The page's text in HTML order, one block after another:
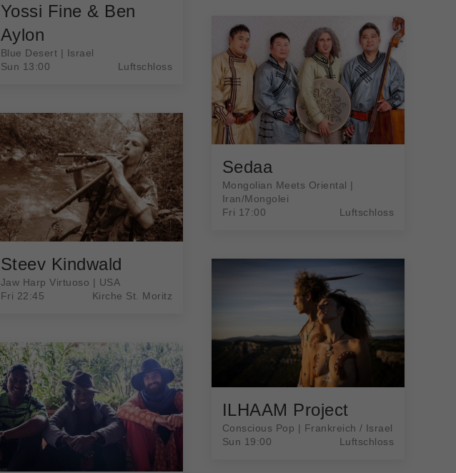
Yossi Fine & Ben
Aylon
Blue Desert | Israel
Sun 13:00
Luftschloss
Sedaa
Mongolian Meets Oriental |
Iran/Mongolei
Fri 17:00
Luftschloss
Steev Kindwald
Jaw Harp Virtuoso | USA
Fri 22:45
Kirche St. Moritz
ILHAAM Project
Conscious Pop | Frankreich / Israel
Sun 19:00
Luftschloss